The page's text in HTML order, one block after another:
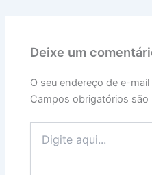
Deixe um
O seu endereço de e-
Campos obrigatórios são
aqui...